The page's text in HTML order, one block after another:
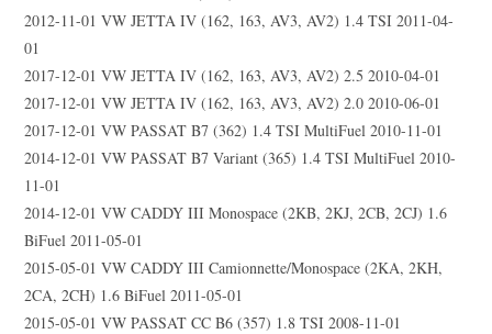
2012-11-01 VW JETTA IV (162, 163, AV3, AV2) 1.4 TSI 2011-04-
01
2017-12-01 VW JETTA IV (162, 163, AV3, AV2) 2.5 2010-04-01
2017-12-01 VW JETTA IV (162, 163, AV3, AV2) 2.0 2010-06-01
2017-12-01 VW PASSAT B7 (362) 1.4 TSI MultiFuel 2010-11-01
2014-12-01 VW PASSAT B7 Variant (365) 1.4 TSI MultiFuel 2010-
11-01
2014-12-01 VW CADDY III Monospace (2KB, 2KJ, 2CB, 2CJ) 1.6
BiFuel 2011-05-01
2015-05-01 VW CADDY III Camionnette/Monospace (2KA, 2KH,
2CA, 2CH) 1.6 BiFuel 2011-05-01
2015-05-01 VW PASSAT CC B6 (357) 1.8 TSI 2008-11-01